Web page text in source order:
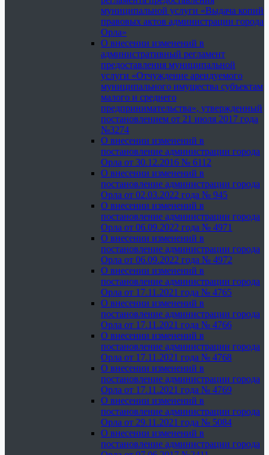
муниципальной услуги «Выдача копий
правовых актов администрации города
Орла»
О внесении изменений в
административный регламент
предоставления муниципальной
услуги «Отчуждение арендуемого
муниципального имущества субъектам
малого и среднего
предпринимательства», утвержденный
постановлением от 21 июля 2017 года
№3274
О внесении изменений в
постановление администрации города
Орла от 30.12.2016 № 6112
О внесении изменений в
постановление администрации города
Орла от 02.03.2022 года № 945
О внесении изменений в
постановление администрации города
Орла от 06.09.2022 года № 4971
О внесении изменений в
постановление администрации города
Орла от 06.09.2022 года № 4972
О внесении изменений в
постановление администрации города
Орла от 17.11.2021 года № 4765
О внесении изменений в
постановление администрации города
Орла от 17.11.2021 года № 4766
О внесении изменений в
постановление администрации города
Орла от 17.11.2021 года № 4768
О внесении изменений в
постановление администрации города
Орла от 17.11.2021 года № 4769
О внесении изменений в
постановление администрации города
Орла от 29.11.2021 года № 5084
О внесении изменений в
постановление администрации города